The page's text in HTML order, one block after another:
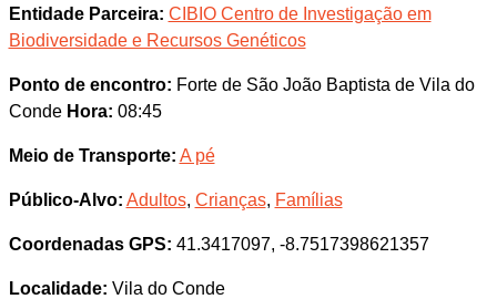
Entidade Parceira: CIBIO Centro de Investigação em
Biodiversidade e Recursos Genéticos
Ponto de encontro: Forte de São João Baptista de Vila do
Conde Hora: 08:45
Meio de Transporte: A pé
Público-Alvo: Adultos, Crianças, Famílias
Coordenadas GPS: 41.3417097, -8.7517398621357
Localidade: Vila do Conde